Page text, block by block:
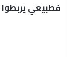
فطبيعي